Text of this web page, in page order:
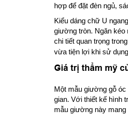
hợp để đặt đèn ngủ,
Kiểu dáng chữ U
giường tròn. Ngăn kéo
chi tiết quan trọng
vừa tiện lợi khi sử
Giá trị thẩm mỹ
Một mẫu giường gỗ
gian. Với thiết kế hình
mẫu giường này mang